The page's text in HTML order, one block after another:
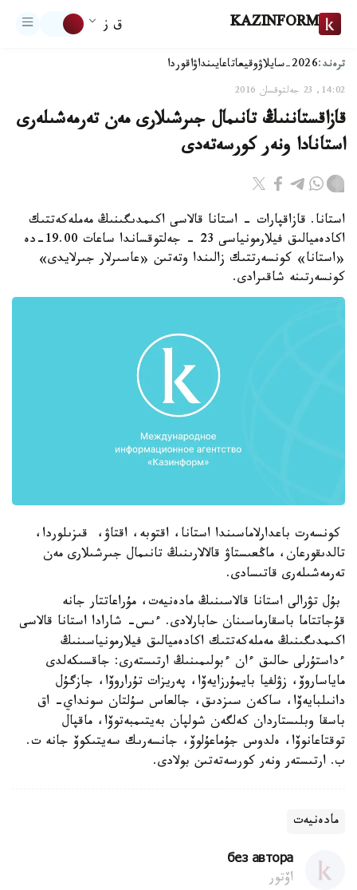
KAZINFORM ق ز
ترەند:2026-سايلاۋ وقيعاتاعايىنداۋاقوردا
14:02, 23 جەلتوقسان 2016
قازاقستاننىڭ تانىمال جىرشىلارى مەن تەرمەشىلەرى
استانادا ونەر كورسەتەدى
استانا. قازاقپارات - استانا قالاسى اكىمدىگىنىڭ مەملەكەتتىك
اكادەميالىق فيلارمونياسى 23 - جەلتوقساندا ساعات 19.00-دە
«استانا» كونسەرتتىك زالىندا وتەتىن «عاسىرلار جىرلايدى»
كونسەرتىنە شاقىرادى.
كونسەرت باعدارلاماسىندا استانا، اقتوبە، اقتاۋ، قىزىلوردا،
تالدىقورعان، ماڭعىستاۋ قالالارىنىڭ تانىمال جىرشىلارى مەن
تەرمەشىلەرى قاتىسادى.
بۇل تۋرالى استانا قالاسىنىڭ مادەنيەت، مۇراعاتتار جانە
قۇجاتتاما باسقارماسىنان حابارلادى. ءىس- شارادا استانا قالاسى
اكىمدىگىنىڭ مەملەكەتتىك اكادەميالىق فيلارمونياسىنىڭ
ءداستۇرلى حالىق ءان ءبولىمىنىڭ ارتىستەرى: جاقسىكەلدى
ماياساروۆ، زۋلفيا بايمۇرزايەۆا، پەريزات تۇراروۆا، جازگۇل
دانىلبايەۆا، ساكەن سىزدىق، جالعاس سۇلتان سونداي- اق
باسقا وبلىستاردان كەلگەن شولپان بەيتىمبەتوۆا، ماقپال
توقتاعانوۆا، ەلدوس جۇماعۇلوۆ، جانسەرىك سەيتىكوۆ جانە ت.
ب. ارتىستەر ونەر كورسەتەتىن بولادى.
مادەنيەت
без автора
اۆتور